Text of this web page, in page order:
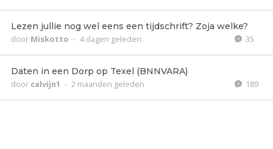
Lezen jullie nog wel eens een tijdschrift? Zoja welke?
door Miskotto - 4 dagen geleden 35
Daten in een Dorp op Texel (BNNVARA)
door calvijn1 - 2 maanden geleden 189